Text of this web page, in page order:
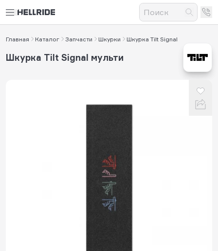
Главная Каталог Запчасти Шкурки Шкурка Tilt Signal
Шкурка Tilt Signal мульти